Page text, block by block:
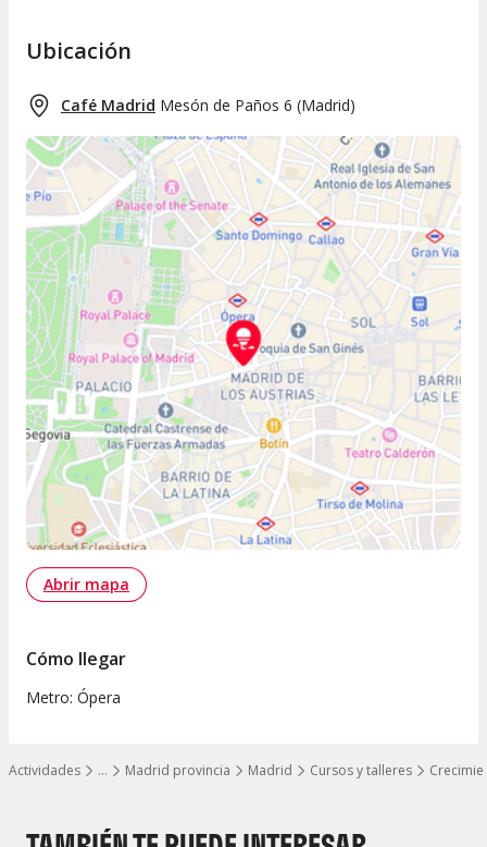
…
Mostrar todos los niveles
Actividades Madrid provincia Madrid Cursos y talleres
Ubicación
Café Madrid Mesón de Paños 6 (Madrid)
Abrir mapa
Cómo llegar
Metro: Ópera